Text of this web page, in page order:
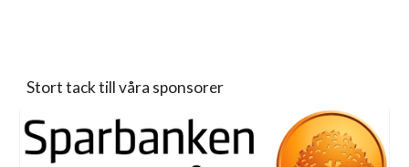
Stort tack till våra sponsorer